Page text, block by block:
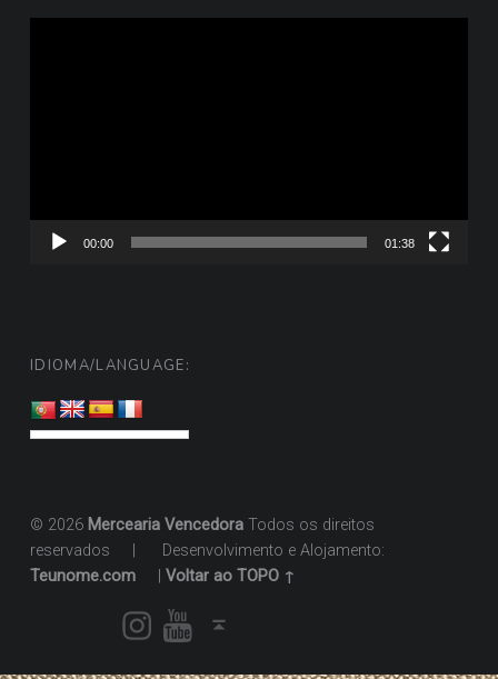
00:00 01:38
IDIOMA/LANGUAGE:
© 2026 Mercearia VencedoraTodos os direitos
reservados
Desenvolvimento e Alojamento:
Teunome.com
Voltar ao TOPO ↑
InstagramYoutube